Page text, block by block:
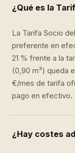
¿Qué es la
La Tarifa Socio
preferente en
21 % frente a la
(0,90 m²) queda
€/mes de tarifa
pago en efectivo.
¿Hay costes